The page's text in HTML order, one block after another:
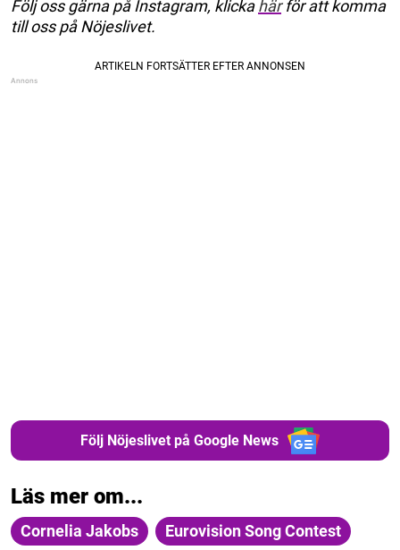
Följ oss gärna på Instagram, klickahärför att komma
till oss på Nöjeslivet.
Följ Nöjeslivet på Google News
Läs mer om...
Cornelia Jakobs Eurovision Song Contest